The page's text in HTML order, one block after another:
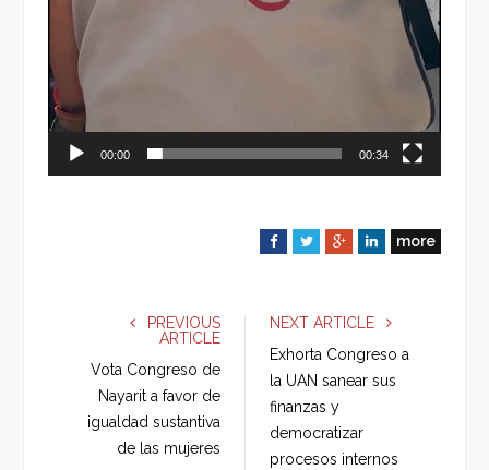
00:00 00:34
F
e
o
k
T
r
G
g
+
L
I
more
PREVIOUS
ARTICLE
Vota Congreso de
Nayarit a favor de
igualdad sustantiva
de las mujeres
NEXT ARTICLE
Exhorta Congreso a
la UAN sanear sus
finanzas y
democratizar
procesos internos